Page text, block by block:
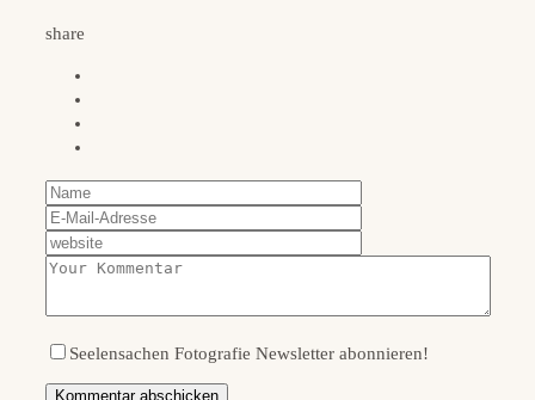
share
Seelensachen Fotografie Newsletter abonnieren!